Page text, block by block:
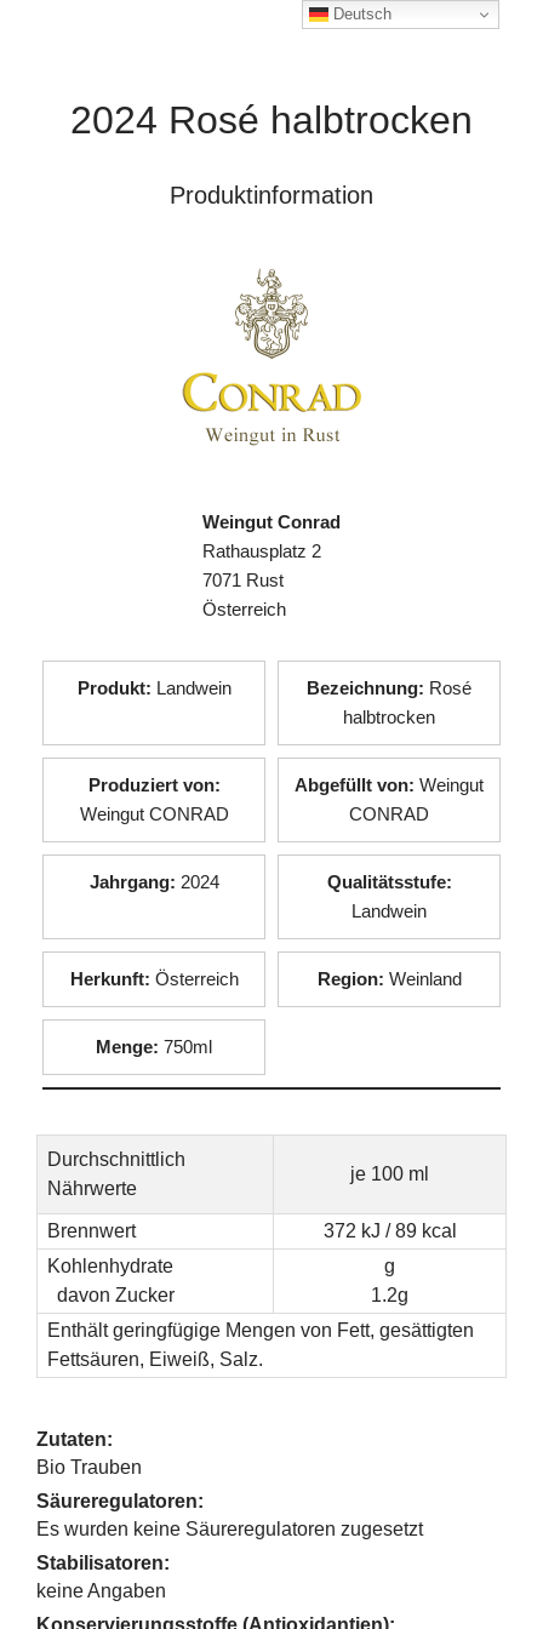
2024 Rosé halbtrocken
Produktinformation
Weingut Conrad
Rathausplatz 2
7071 Rust
Österreich
Produkt: Landwein Bezeichnung: Rosé
halbtrocken
Produziert von:
Weingut CONRAD
Abgefüllt von: Weingut
CONRAD
Jahrgang: 2024
Qualitätsstufe:
Landwein
Herkunft: Österreich Region: Weinland
Menge: 750ml
Durchschnittlich
Nährwerte
je 100 ml
Brennwert
372 kJ / 89 kcal
Kohlenhydrate
davon Zucker
g
1.2g
Enthält geringfügige Mengen von Fett, gesättigten
Fettsäuren, Eiweiß, Salz.
Zutaten:
Bio Trauben
Säureregulatoren:
Es wurden keine Säureregulatoren zugesetzt
Stabilisatoren:
keine Angaben
Konservierungsstoffe (Antioxidantien):
Deutsch